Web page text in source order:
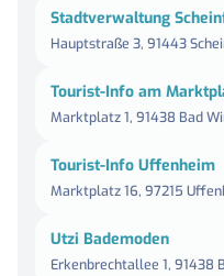
Stadtverwaltung
Hauptstraße 3, 91443
Tourist-Info am
Marktplatz 1, 91438 Bad
Tourist-Info Uffenheim
Marktplatz 16, 97215
Utzi Bademoden
Erkenbrechtallee 1, 91438